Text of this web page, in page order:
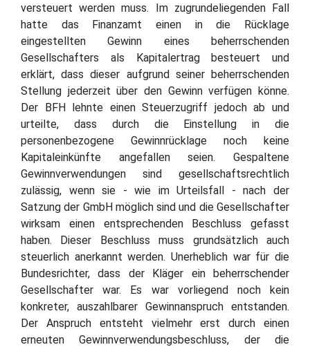
versteuert werden muss. Im zugrundeliegenden Fall
hatte das Finanzamt einen in die Rücklage
eingestellten Gewinn eines beherrschenden
Gesellschafters als Kapitalertrag besteuert und
erklärt, dass dieser aufgrund seiner beherrschenden
Stellung jederzeit über den Gewinn verfügen könne.
Der BFH lehnte einen Steuerzugriff jedoch ab und
urteilte, dass durch die Einstellung in die
personenbezogene Gewinnrücklage noch keine
Kapitaleinkünfte angefallen seien. Gespaltene
Gewinnverwendungen sind gesellschaftsrechtlich
zulässig, wenn sie - wie im Urteilsfall - nach der
Satzung der GmbH möglich sind und die Gesellschafter
wirksam einen entsprechenden Beschluss gefasst
haben. Dieser Beschluss muss grundsätzlich auch
steuerlich anerkannt werden. Unerheblich war für die
Bundesrichter, dass der Kläger ein beherrschender
Gesellschafter war. Es war vorliegend noch kein
konkreter, auszahlbarer Gewinnanspruch entstanden.
Der Anspruch entsteht vielmehr erst durch einen
erneuten Gewinnverwendungsbeschluss, der die